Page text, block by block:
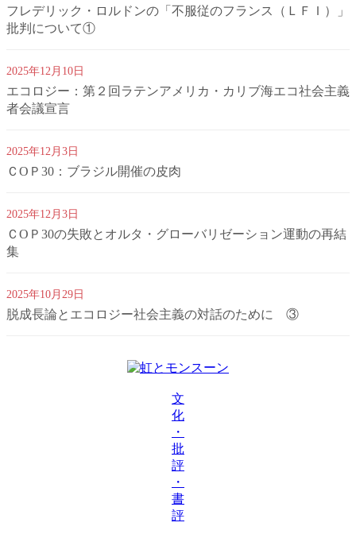
フレデリック・ロルドンの「不服従のフランス（ＬＦＩ）」
批判について①
2025年12月10日
エコロジー：第２回ラテンアメリカ・カリブ海エコ社会主義
者会議宣言
2025年12月3日
ＣОＰ30：ブラジル開催の皮肉
2025年12月3日
ＣОＰ30の失敗とオルタ・グローバリゼーション運動の再結
集
2025年10月29日
脱成長論とエコロジー社会主義の対話のために ③
文
化
・
批
評
・
書
評